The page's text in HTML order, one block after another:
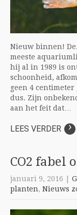
Nieuw binnen!
meeste
hij al in 1989 is
schoonheid,
geen 4
dus. Zijn
aan het feit dat…
LEES VERDER ›
CO2 fabel
januari 9, 2016
planten, Nieuws